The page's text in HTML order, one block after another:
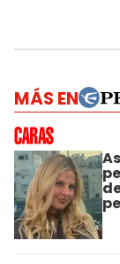
MÁS EN